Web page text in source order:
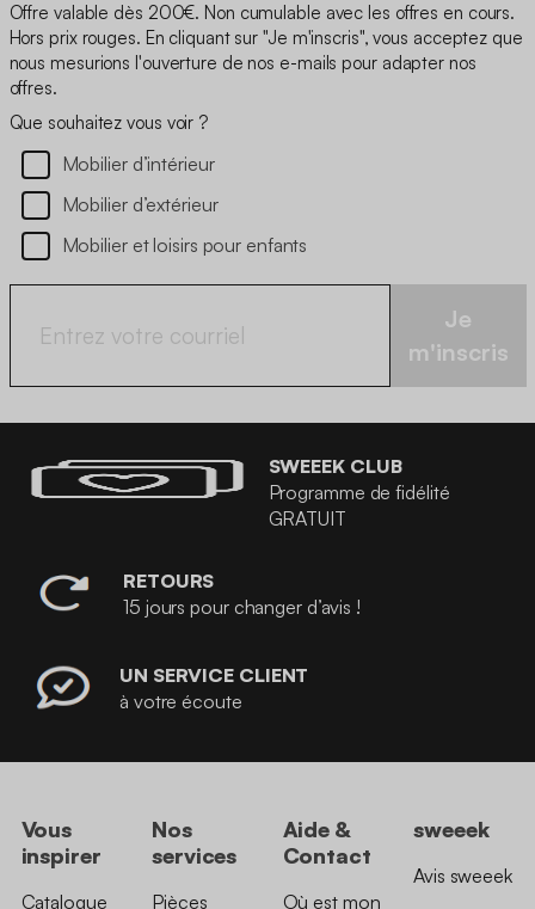
Offre valable dès 200€. Non cumulable avec les offres en cours.
Hors prix rouges. En cliquant sur "Je m'inscris", vous acceptez que
nous mesurions l'ouverture de nos e-mails pour adapter nos
offres.
Que souhaitez vous voir ?
Mobilier d’intérieur
Mobilier d’extérieur
Mobilier et loisirs pour enfants
Je
m'inscris
SWEEEK CLUB
Programme de fidélité
GRATUIT
RETOURS
15 jours pour changer d’avis !
UN SERVICE CLIENT
à votre écoute
Vous
inspirer
Catalogue
Nos
services
Pièces
Aide &
Contact
Où est mon
sweeek
Avis sweeek